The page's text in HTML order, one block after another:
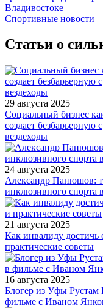
Владивостоке
Спортивные новости
Статьи о
29 августа 2025
Социальный бизнес
создает безбарьерную
вездеходы
24 августа 2025
Александр Панюшов:
инклюзивного спорта
21 августа 2025
Как инвалиду достичь
практические советы
16 августа 2025
Блогер из Уфы Рустам
фильме с Иваном